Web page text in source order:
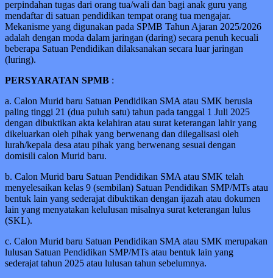
perpindahan tugas dari orang tua/wali dan bagi anak guru yang
mendaftar di satuan pendidikan tempat orang tua mengajar.
Mekanisme yang digunakan pada SPMB Tahun Ajaran 2025/2026
adalah dengan moda dalam jaringan (daring) secara penuh kecuali
beberapa Satuan Pendidikan dilaksanakan secara luar jaringan
(luring).
PERSYARATAN SPMB :
a. Calon Murid baru Satuan Pendidikan SMA atau SMK berusia
paling tinggi 21 (dua puluh satu) tahun pada tanggal 1 Juli 2025
dengan dibuktikan akta kelahiran atau surat keterangan lahir yang
dikeluarkan oleh pihak yang berwenang dan dilegalisasi oleh
lurah/kepala desa atau pihak yang berwenang sesuai dengan
domisili calon Murid baru.
b. Calon Murid baru Satuan Pendidikan SMA atau SMK telah
menyelesaikan kelas 9 (sembilan) Satuan Pendidikan SMP/MTs atau
bentuk lain yang sederajat dibuktikan dengan ijazah atau dokumen
lain yang menyatakan kelulusan misalnya surat keterangan lulus
(SKL).
c. Calon Murid baru Satuan Pendidikan SMA atau SMK merupakan
lulusan Satuan Pendidikan SMP/MTs atau bentuk lain yang
sederajat tahun 2025 atau lulusan tahun sebelumnya.